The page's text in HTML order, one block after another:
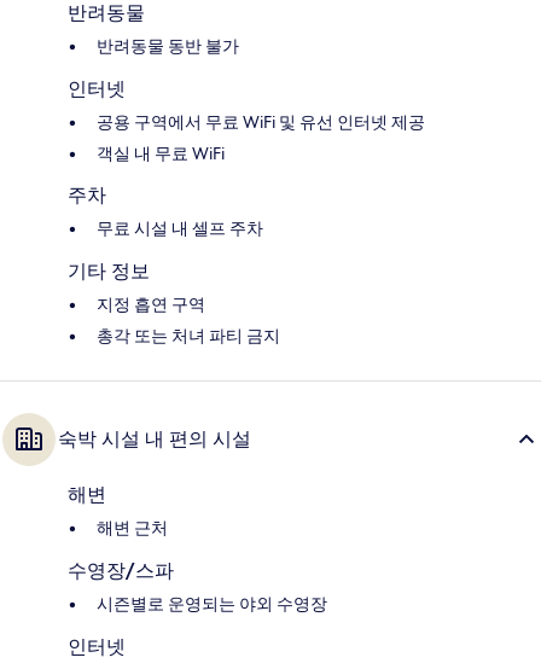
반려동물
반려동물 동반 불가
인터넷
공용 구역에서 무료 WiFi 및 유선 인터넷 제공
객실 내 무료 WiFi
주차
무료 시설 내 셀프 주차
기타 정보
지정 흡연 구역
총각 또는 처녀 파티 금지
숙박 시설 내 편의 시설
해변
해변 근처
수영장/스파
시즌별로 운영되는 야외 수영장
인터넷